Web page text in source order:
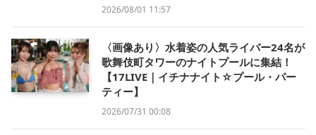
2026/08/01 11:57
〈画像あり〉水着姿の人気ライバー24名が
歌舞伎町タワーのナイトプールに集結！
【17LIVE｜イチナナイト☆プール・パー
ティー】
2026/07/31 00:08